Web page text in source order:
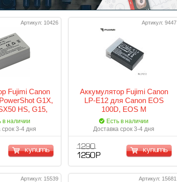
Артикул: 10426
Fujimi Canon
G1X,
HS, G15,
HS, G3X
в наличии
срок 3-4 дня
купить
Артикул: 9447
Аккумулятор Fujimi Canon
LP-E12 для Canon EOS
100D, EOS M
Есть в наличии
Доставка срок 3-4 дня
1 290
1 250 Р
купить
Артикул: 15539 Артикул: 15681